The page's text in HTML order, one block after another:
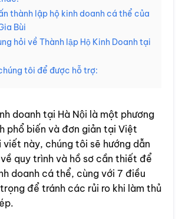
thành lập hộ kinh doanh cá thể của
Bùi
hỏi về Thành lập Hộ Kinh Doanh tại
tôi để được hỗ trợ:
doanh tại Hà Nội là một phương
phổ biến và đơn giản tại Việt
viết này, chúng tôi sẽ hướng dẫn
quy trình và hồ sơ cần thiết để
doanh cá thể, cùng với 7 điều
để tránh các rủi ro khi làm thủ